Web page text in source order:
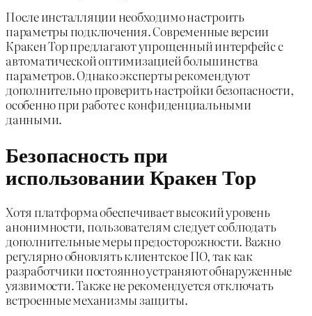
После инсталляции необходимо настроить
параметры подключения. Современные версии
Кракен Тор предлагают упрощенный интерфейс с
автоматической оптимизацией большинства
параметров. Однако эксперты рекомендуют
дополнительно проверить настройки безопасности,
особенно при работе с конфиденциальными
данными.
Безопасность при
использовании Кракен Тор
Хотя платформа обеспечивает высокий уровень
анонимности, пользователям следует соблюдать
дополнительные меры предосторожности. Важно
регулярно обновлять клиентское ПО, так как
разработчики постоянно устраняют обнаруженные
уязвимости. Также не рекомендуется отключать
встроенные механизмы защиты.